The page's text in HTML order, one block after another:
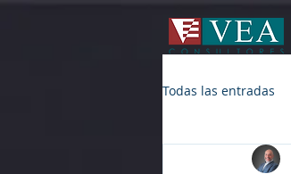
Todas las entradas